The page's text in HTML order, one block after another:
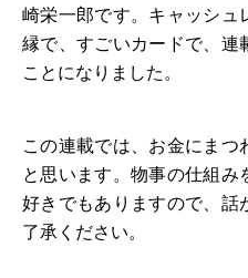
崎栄一郎です。キャッシュ
縁で、すごいカードで、連
ことになりました。
この連載では、お金にまつ
と思います。物事の仕組み
好きでもありますので、話
了承ください。